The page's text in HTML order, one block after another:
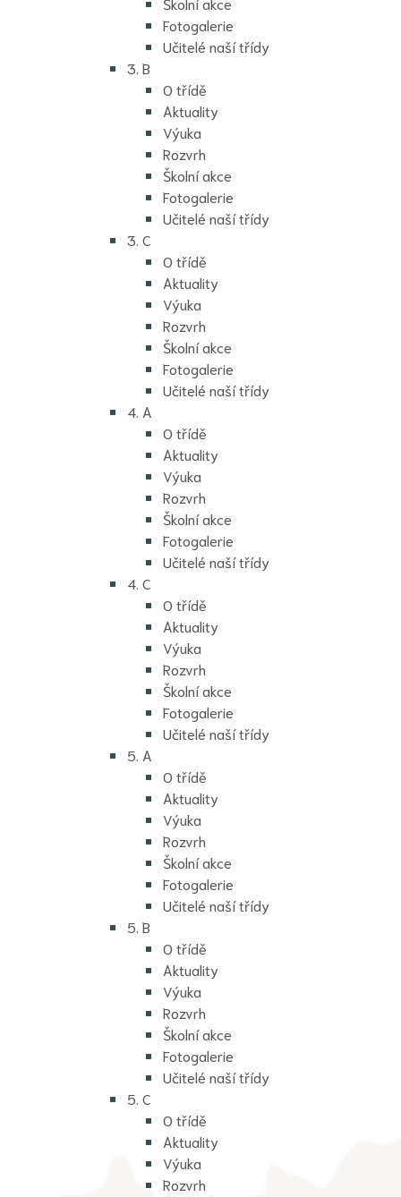
Fotogalerie
Učitelé naší třídy
3. B
O třídě
Aktuality
Výuka
Rozvrh
Školní akce
Fotogalerie
Učitelé naší třídy
3. C
O třídě
Aktuality
Výuka
Rozvrh
Školní akce
Fotogalerie
Učitelé naší třídy
4. A
O třídě
Aktuality
Výuka
Rozvrh
Školní akce
Fotogalerie
Učitelé naší třídy
4. C
O třídě
Aktuality
Výuka
Rozvrh
Školní akce
Fotogalerie
Učitelé naší třídy
5. A
O třídě
Aktuality
Výuka
Rozvrh
Školní akce
Fotogalerie
Učitelé naší třídy
5. B
O třídě
Aktuality
Výuka
Rozvrh
Školní akce
Fotogalerie
Učitelé naší třídy
5. C
O třídě
Aktuality
Výuka
Rozvrh